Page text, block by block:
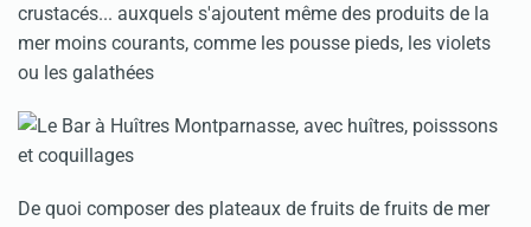
crustacés... auxquels s'ajoutent même des produits de la
mer moins courants, comme les pousse pieds, les violets
ou les galathées
De quoi composer des plateaux de fruits de fruits de mer